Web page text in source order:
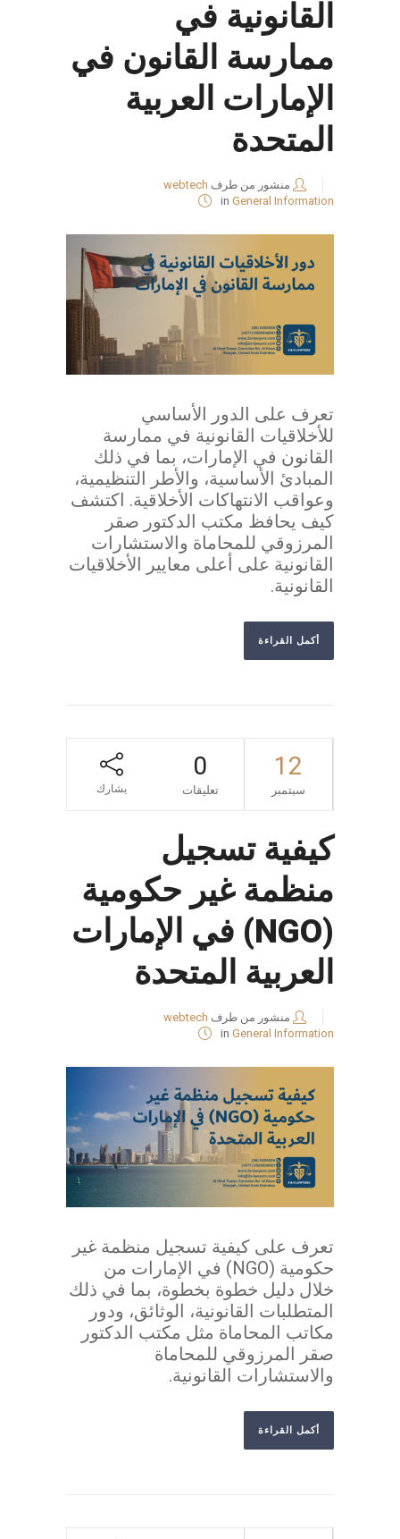
القانونية في
ممارسة القانون في
الإمارات العربية
المتحدة
منشور من طرف webtech
in General Information
تعرف على الدور الأساسي
للأخلاقيات القانونية في ممارسة
القانون في الإمارات، بما في ذلك
المبادئ الأساسية، والأطر التنظيمية،
وعواقب الانتهاكات الأخلاقية. اكتشف
كيف يحافظ مكتب الدكتور صقر
المرزوقي للمحاماة والاستشارات
القانونية على أعلى معايير الأخلاقيات
القانونية.
أكمل القراءة
12
سبتمبر
0
تعليقات يشارك
كيفية تسجيل
منظمة غير حكومية
(NGO) في الإمارات
العربية المتحدة
منشور من طرف webtech
in General Information
تعرف على كيفية تسجيل منظمة غير
حكومية (NGO) في الإمارات من
خلال دليل خطوة بخطوة، بما في ذلك
المتطلبات القانونية، الوثائق، ودور
مكاتب المحاماة مثل مكتب الدكتور
صقر المرزوقي للمحاماة
والاستشارات القانونية.
أكمل القراءة